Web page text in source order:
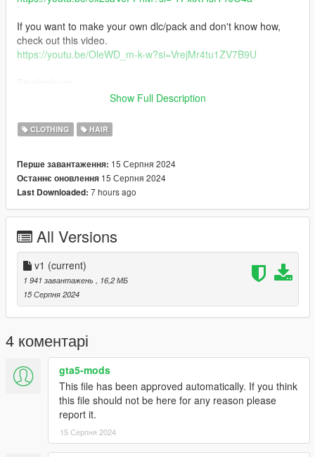
If you want to make your own dlc/pack and don't know how,
check out this video.
https://youtu.be/OleWD_m-k-w?si=VrejMr4tu1ZV7B9U
Open OpenIV "Edit mode" activated
OpenIV>GTAV>x64v.rpf>models>cdimages>streamedpeds_mp
.rpf>mp_f_freemode_01
you can use MpClothes. instructions and download on the
creator's page
https://www.gta5-mods.com/misc/mpclothes-addon-clothing-
slots
Show Full Description
CLOTHING HAIR
Перше завантаження: 15 Серпня 2024
Останнє оновлення 15 Серпня 2024
Last Downloaded: 7 hours ago
All Versions
v1 (current)
1 941 завантажень
, 16,2 МБ
15 Серпня 2024
4 коментарі
gta5-mods
This file has been approved automatically. If you think
this file should not be here for any reason please
report it.
15 Серпня 2024